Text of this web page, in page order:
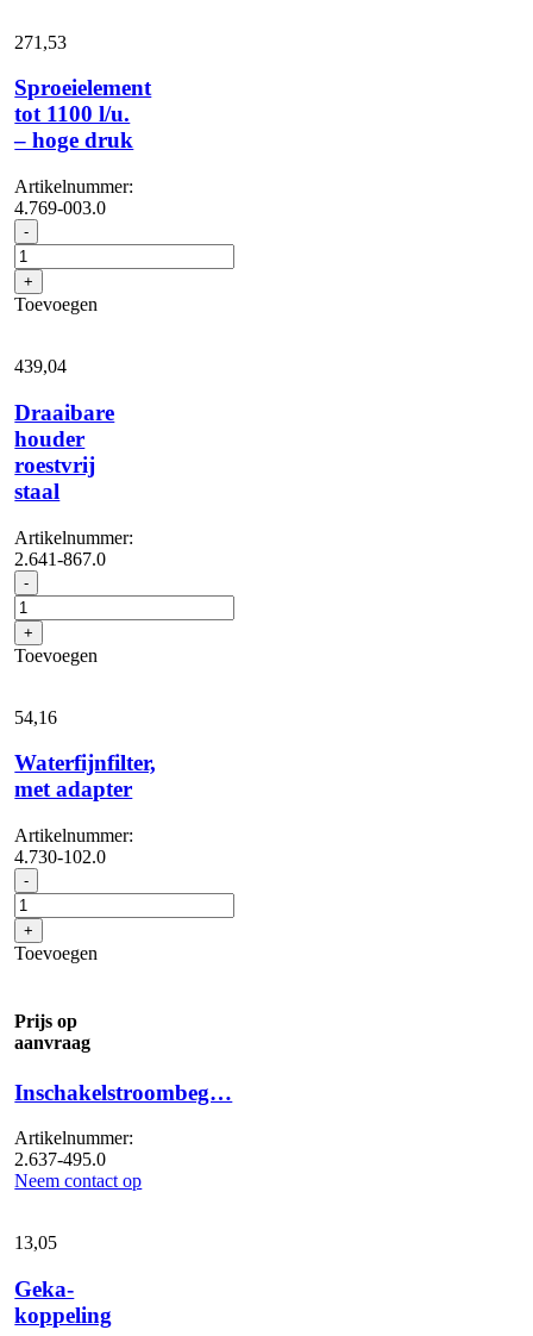
271,53
Sproeielement
tot 1100 l/u.
– hoge druk
Artikelnummer:
4.769-003.0
- Sproeielement
tot
1100
l/u.
-
druk
aantal
+
Toevoegen
439,04
Draaibare
houder
roestvrij
staal
Artikelnummer:
2.641-867.0
- Draaibare
houder
roestvrij
staal
aantal
+
Toevoegen
54,16
Waterfijnfilter,
met adapter
Artikelnummer:
4.730-102.0
- Waterfijnfilter,
met
adapter
aantal
+
Toevoegen
Prijs op
aanvraag
Inschakelstroombeg…
Artikelnummer:
2.637-495.0
Neem contact op
13,05
Geka-
koppeling